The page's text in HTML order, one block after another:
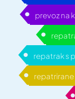
prevoz na
repatrak s
repatrirane